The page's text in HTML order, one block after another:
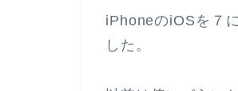
iPhoneのiOSを７
した。